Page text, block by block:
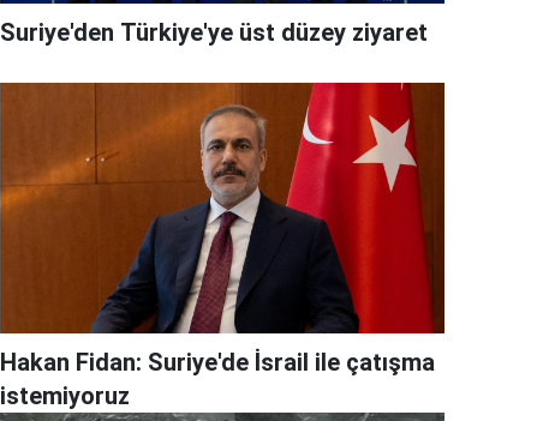
Suriye'den Türkiye'ye üst düzey ziyaret
Hakan Fidan: Suriye'de İsrail ile çatışma
istemiyoruz